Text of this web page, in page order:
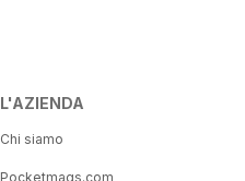
L'AZIENDA
Chi siamo
Pocketmags.com